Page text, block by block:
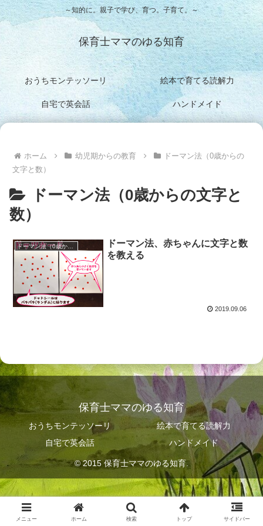
～知的に。親子で学び、育つ。子育て。～
保育士ママのゆる知育
おうちモンテッソーリ 絵本で育てる読解力
自宅で英会話 ハンドメイド
ホーム 幼児期からの教育
ドーマン法（0歳からの
文字と数）
ドーマン法（0歳からの文字と
数）
ドーマン法、赤ちゃんに文字と数
を教える
2019.09.06
保育士ママのゆる知育
おうちモンテッソーリ
絵本で育てる読解力
自宅で英会話
ハンドメイド
© 2015 保育士ママのゆる知育.
メニュー ホーム 検索 トップ サイドバー